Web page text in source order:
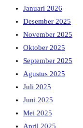
Januari 2026
Desember 2025
November 2025
Oktober 2025
September 2025
Agustus 2025
Juli 2025
Juni 2025
Mei 2025
April 2025